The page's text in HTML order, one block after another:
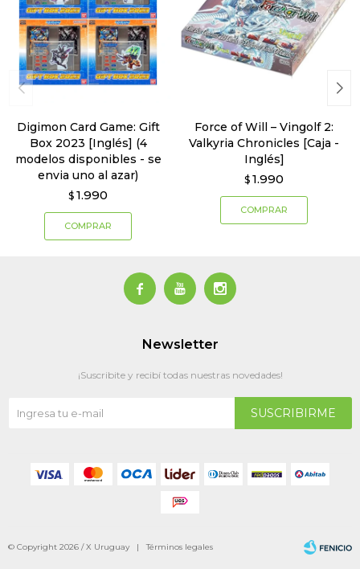
Digimon Card Game: Gift
Box 2023 [Inglés] (4
modelos disponibles - se
envia uno al azar)
$ 1.990
Force of Will – Vingolf 2:
Valkyria Chronicles [Caja -
Inglés]
$ 1.990
  
Newsletter
¡Suscribite y recibí todas nuestras novedades!
SUSCRIBIRME
© Copyright 2026 / X Uruguay |Términos legales